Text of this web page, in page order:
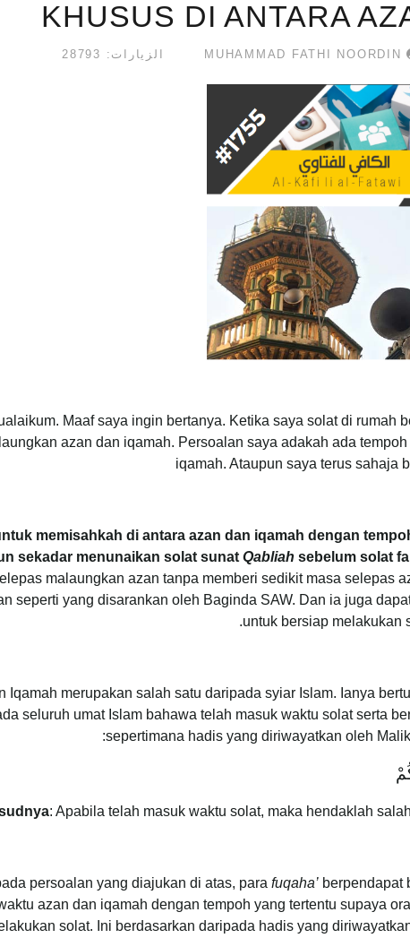
KHUSUS DI ANTARA
MUHAMMAD FATHI NOORDIN الزيارات: 28793
Maaf saya ingin bertanya. Ketika saya solat di rumah
azan dan iqamah. Persoalan saya adakah ada
iqamah. Ataupun saya terus sahaja
memisahkah di antara azan dan iqamah dengan
sekadar menunaikan solat sunat Qabliah sebelum solat
malaungkan azan tanpa memberi sedikit masa selepas
seperti yang disarankan oleh Baginda SAW. Dan ia juga
untuk bersiap melakukan
Iqamah merupakan salah satu daripada syiar Islam. Ianya
seluruh umat Islam bahawa telah masuk waktu solat serta
sepertimana hadis yang diriwayatkan oleh
: Apabila telah masuk waktu solat, maka hendaklah
persoalan yang diajukan di atas, para fuqaha’ berpendapat
azan dan iqamah dengan tempoh yang tertentu supaya
solat. Ini berdasarkan daripada hadis yang